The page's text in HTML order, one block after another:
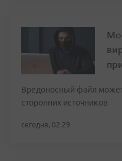
Вредоносный файл
сторонних источников
сегодня, 02:29